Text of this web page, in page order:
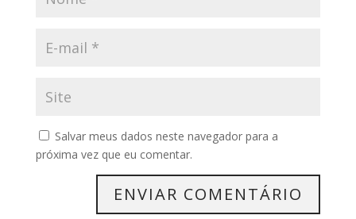
Salvar meus dados neste navegador para a
próxima vez que eu comentar.